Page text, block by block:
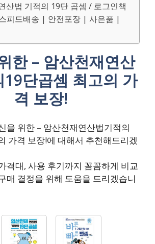
산법 기적의 19단 곱셈 / 로그인책
피드배송 | 안전포장 | 사은품 |
한 – 암산천재연산
19단곱셈 최고의 가
격 보장!
을 위한 – 암산천재연산법기적의
가격 보장!에 대해서 추천해드리겠
격대, 사용 후기까지 꼼꼼하게 비교
매 결정을 위해 도움을 드리겠습니